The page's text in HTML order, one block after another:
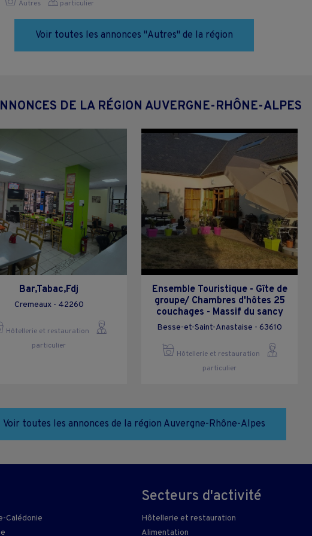
Autres particulier
Voir toutes les annonces "Autres" de la région
DE LA RÉGION AUVERGNE-RHÔNE-ALPES
Bar,Tabac,Fdj
Cremeaux - 42260
Hôtellerie et restauration
particulier
Ensemble Touristique - Gîte de
groupe/ Chambres d'hôtes 25
couchages - Massif du sancy
Besse-et-Saint-Anastaise - 63610
Hôtellerie et restauration
particulier
Voir toutes les annonces de la région Auvergne-Rhône-Alpes
Calédonie
Secteurs d'activité
Hôtellerie et restauration
Alimentation